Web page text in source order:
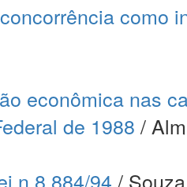
como
econômica nas
de 1988 /
n.8.884/94 /